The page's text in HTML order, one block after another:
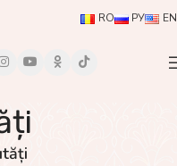
RO РУ EN